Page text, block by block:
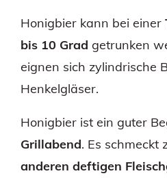
Honigbier kann bei einer
bis 10 Grad getrunken
eignen sich zylindrische
Henkelgläser.
Honigbier ist ein guter
Grillabend. Es schmeckt
anderen deftigen